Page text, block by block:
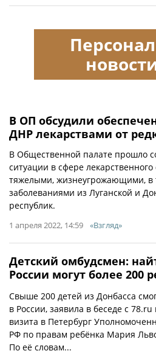
В ОП обсудили
ДНР лекарствами от
В Общественной палате прошло
ситуации в сфере
тяжелыми, жизнеугрожающими, в
заболеваниями из Луганской и
республик.
1 апреля 2022, 14:59 «Взгляд»
Детский омбудсмен:
России могут более 200
Свыше 200 детей из Донбасса
в России, заявила в беседе с
визита в Петербург
РФ по правам ребёнка Мария
По её словам...